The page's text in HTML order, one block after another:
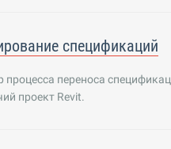
спецификаций
процесса переноса
проект Revit.